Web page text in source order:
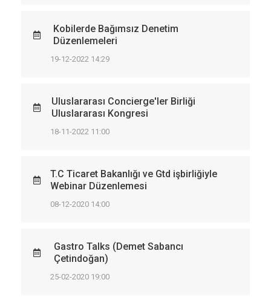
Kobilerde Bağımsız Denetim
Düzenlemeleri
19-12-2022 14:29
Uluslararası Concierge'ler Birliği
Uluslararası Kongresi
18-11-2022 11:00
T.C Ticaret Bakanlığı ve Gtd işbirliğiyle
Webinar Düzenlemesi
08-12-2020 14:00
Gastro Talks (Demet Sabancı
Çetindoğan)
25-02-2020 19:00